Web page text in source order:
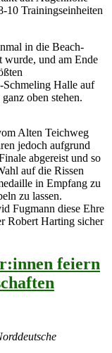
10 Trainingseinheiten
in die Beach-
wurde, und am Ende
Schmeling Halle auf
oben stehen.
Alten Teichweg
jedoch aufgrund
abgereist und so
auf die Rissen
in Empfang zu
zu lassen.
Fugmann diese Ehre
Robert Harting sicher
feiern